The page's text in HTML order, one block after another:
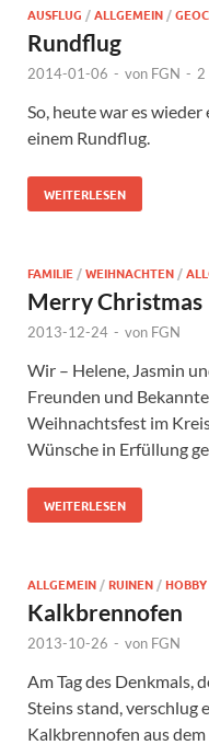
AUSFLUG /ALLGEMEIN /
Rundflug
2014-01-06 - von FGN - 2
So, heute war es
einem Rundflug.
WEITERLESEN
FAMILIE /WEIHNACHTEN /
Merry Christmas
2013-12-24 - von FGN
Wir – Helene, Jasmin
Freunden und
Weihnachtsfest im
Wünsche in Erfüllung
WEITERLESEN
ALLGEMEIN /RUINEN /HOBBY
Kalkbrennofen
2013-10-26 - von FGN
Am Tag des Denkmals,
Steins stand, verschlug
Kalkbrennofen aus